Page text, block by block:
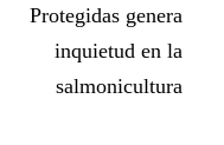
Protegidas genera
inquietud en la
salmonicultura